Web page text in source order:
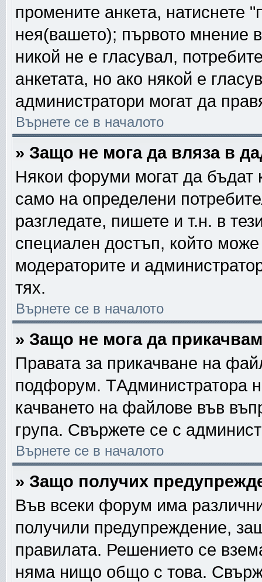
промените анкета, натиснете
нея(вашето); първото мнение
никой не е гласувал,
анкетата, но ако някой е
администратори могат да
Върнете се в началото
» Защо не мога да вляза в
Някои форуми могат да бъдат
само на определени
разгледате, пишете и т.н. в
специален достъп, който
модераторите и
тях.
Върнете се в началото
» Защо не мога да
Правата за прикачване на
подфорум. TАдминистратора
качването на файлове във
група. Свържете се с
Върнете се в началото
» Защо получих
Във всеки форум има
получили предупреждение,
правилата. Решението се
няма нищо общо с това.